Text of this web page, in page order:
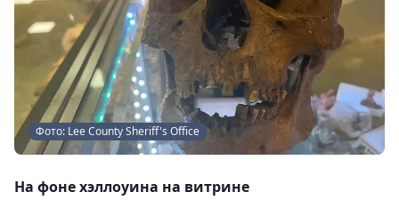
Фото: Lee County Sheriff's Office
На фоне хэллоуина на витрине